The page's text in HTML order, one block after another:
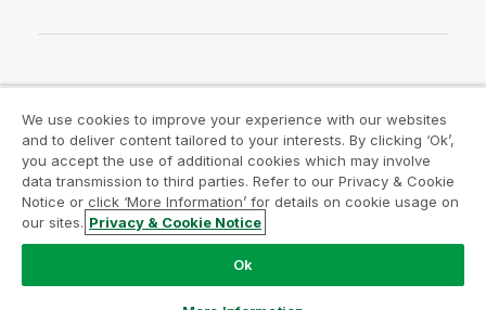
Acordos legais
Termos do produto
Legal Policies
Políticas Legais
Termos de uso
Marcas comerciais
Do Not Share My Info
Copyright © 1993-2026 QlikTech International AB. Todos os
We use cookies to improve your experience with our websites
and to deliver content tailored to your interests. By clicking ‘Ok’,
you accept the use of additional cookies which may involve
data transmission to third parties. Refer to our Privacy & Cookie
Notice or click ‘More Information’ for details on cookie usage on
our sites. Privacy & Cookie Notice
Ok